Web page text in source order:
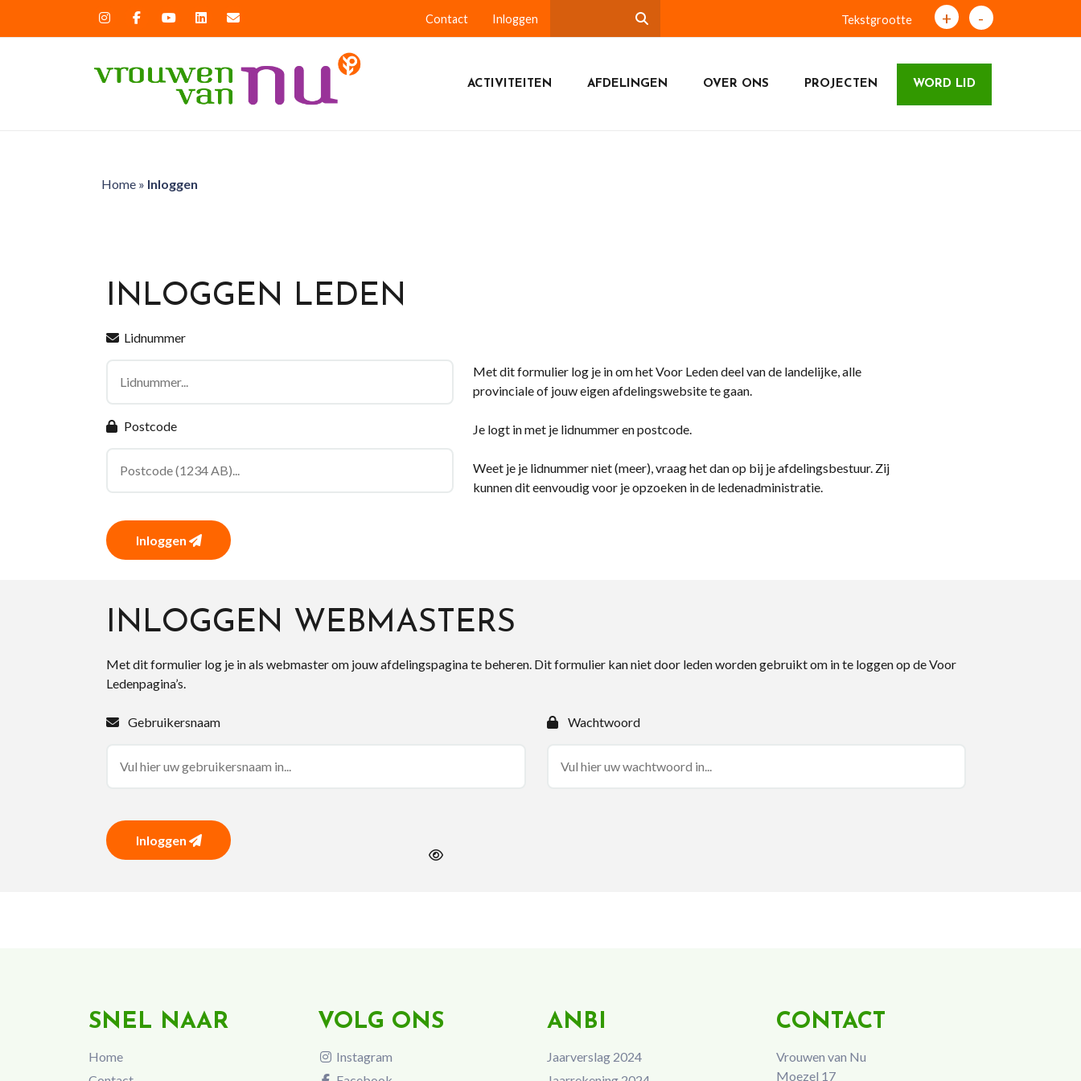
Contact Inloggen Tekstgrootte + -
ACTIVITEITEN AFDELINGEN OVER ONS PROJECTEN WORD LID
Home» Inloggen
INLOGGEN LEDEN
Lidnummer
Postcode
Inloggen
Met dit formulier log je in om het Voor Leden deel van de landelijke, alle
provinciale of jouw eigen afdelingswebsite te gaan.
Je logt in met je lidnummer en postcode.
Weet je je lidnummer niet (meer), vraag het dan op bij je afdelingsbestuur. Zij
kunnen dit eenvoudig voor je opzoeken in de ledenadministratie.
INLOGGEN WEBMASTERS
Met dit formulier log je in als webmaster om jouw afdelingspagina te beheren. Dit formulier kan niet door leden worden gebruikt om in te loggen op de Voor
Ledenpagina’s.
Gebruikersnaam Wachtwoord
Inloggen
SNEL NAAR
Home
VOLG ONS
Instagram
ANBI
Jaarverslag 2024
CONTACT
Vrouwen van Nu
Moezel 17